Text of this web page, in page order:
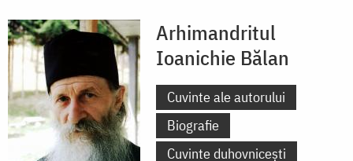
Arhimandritul
Ioanichie Bălan
Cuvinte ale autorului
Biografie
Cuvinte duhovnicești